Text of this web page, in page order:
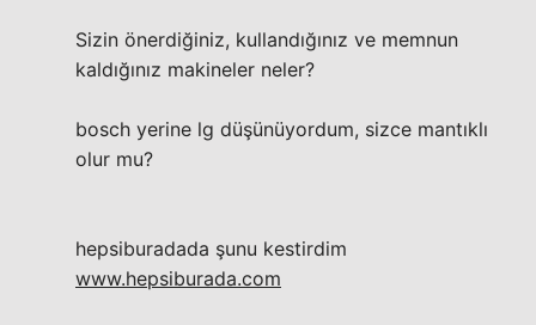
Sizin önerdiğiniz, kullandığınız ve memnun
kaldığınız makineler neler?
bosch yerine lg düşünüyordum, sizce mantıklı
olur mu?
hepsiburadada şunu kestirdim
www.hepsiburada.com